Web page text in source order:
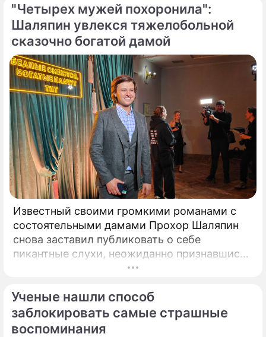
вперед, ошарашил публику крайне
неприятным решением.
"Четырех мужей похоронила":
Шаляпин увлекся тяжелобольной
сказочно богатой дамой
Известный своими громкими романами с
состоятельными дамами Прохор Шаляпин
снова заставил публиковать о себе
пикантные слухи, неожиданно признавшись
в чувствах к весьма непростой женщина.
представительниц прекрасного пола с
внушительным жизненным опытом Прохор
Шаляпин вновь оказался в эпицентре
Ученые нашли способ
заблокировать самые страшные
воспоминания